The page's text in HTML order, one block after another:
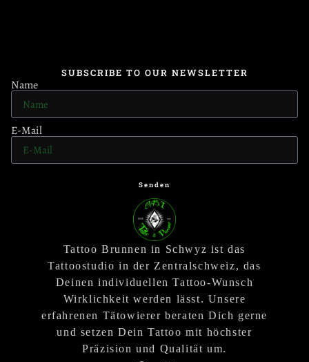
SUBSCRIBE TO OUR NEWSLETTER
Name
E-Mail
Senden
Tattoo Brunnen in Schwyz ist das
Tattoostudio in der Zentralschweiz, das
Deinen individuellen Tattoo-Wunsch
Wirklichkeit werden lässt. Unsere
erfahrenen Tätowierer beraten Dich gerne
und setzen Dein Tattoo mit höchster
Präzision und Qualität um.